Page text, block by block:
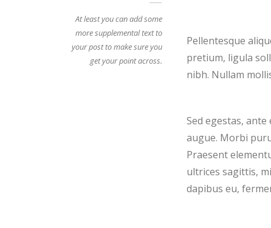
At least you can add some
more supplemental text to
your post to make sure you
get your point across.
Pellentesque
pretium, ligula
nibh. Nullam
Sed egestas,
augue. Morbi
Praesent
ultrices sagittis,
dapibus eu,